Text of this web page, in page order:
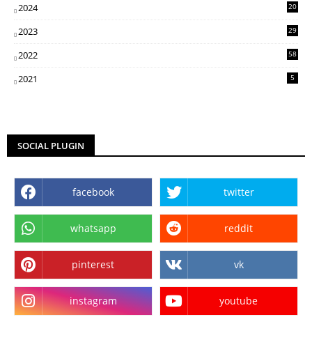
2024
20
2023
29
2022
58
2021 5
SOCIAL PLUGIN
facebook twitter
whatsapp reddit
pinterest vk
instagram youtube